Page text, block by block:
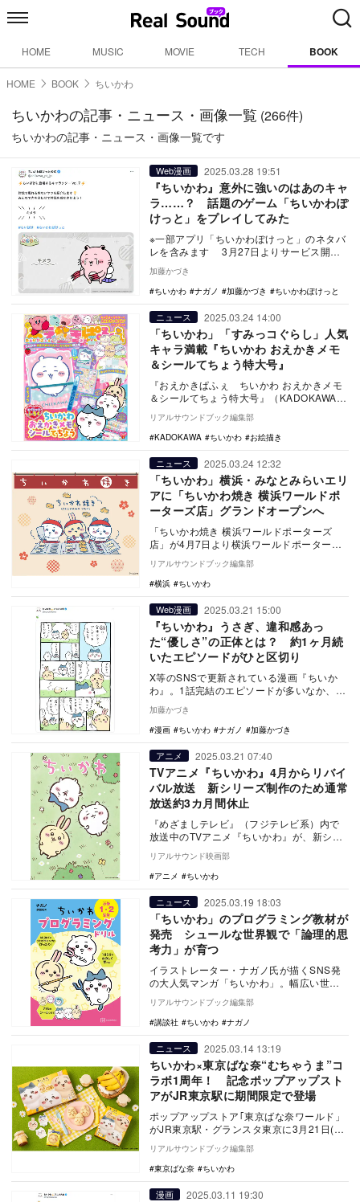
HOME MUSIC MOVIE TECH BOOK
HOME BOOK ちいかわ
ちいかわの記事・ニュース・画像一覧 (266件)
ちいかわの記事・ニュース・画像一覧です
Web漫画 2025.03.28 19:51
『ちいかわ』意外に強いのはあのキャ
ラ……？ 話題のゲーム「ちいかわぽ
けっと」をプレイしてみた
※一部アプリ「ちいかわぽけっと」のネタバ
レを含みます 3月27日よりサービス開始
されたアプリ「ちいかわぽけっと（以下、
ちいぽ…
加藤かづき
ちいかわ
ナガノ 加藤かづき ちいかわぽけっと
ニュース 2025.03.24 14:00
「ちいかわ」「すみっコぐらし」人気
キャラ満載『ちいかわ おえかきメモ
＆シールてちょう特大号』
『おえかきぱふぇ ちいかわ おえかきメモ
＆シールてちょう特大号』（KADOKAWA）
が発売された。 スペシャル付録は、『…
リアルサウンドブック編集部
KADOKAWA
ちいかわ お絵描き
ニュース 2025.03.24 12:32
「ちいかわ」横浜・みなとみらいエリ
アに「ちいかわ焼き 横浜ワールドポ
ーターズ店」グランドオープンへ
「ちいかわ焼き 横浜ワールドポーターズ
店」が4月7日より横浜ワールドポーターズ1
階にてグランドオープンする。 ふわふわ
の…
リアルサウンドブック編集部
横浜
ちいかわ
Web漫画 2025.03.21 15:00
『ちいかわ』うさぎ、違和感あっ
た“優しさ”の正体とは？ 約1ヶ月続
いたエピソードがひと区切り
X等のSNSで更新されている漫画『ちいか
わ』。1話完結のエピソードが多いなか、
2025年2月より続いていたお話が3月中旬に
ひとま…
加藤かづき
漫画
ちいかわ ナガノ 加藤かづき
アニメ 2025.03.21 07:40
TVアニメ『ちいかわ』4月からリバイ
バル放送 新シリーズ制作のため通常
放送約3カ月間休止
『めざましテレビ』（フジテレビ系）内で
放送中のTVアニメ『ちいかわ』が、新シリ
ーズ制作のため4月より約3カ月間通常放送
を休止し、…
リアルサウンド映画部
アニメ
ちいかわ
ニュース 2025.03.19 18:03
「ちいかわ」のプログラミング教材が
発売 シュールな世界観で「論理的思
考力」が育つ
イラストレーター・ナガノ氏が描くSNS発
の大人気マンガ「ちいかわ」。幅広い世代
から大人気のキャラクターが、プログラミ
ングドリル『…
リアルサウンドブック編集部
講談社
ちいかわ ナガノ
ニュース 2025.03.14 13:19
ちいかわ×東京ばな奈“むちゃうま”コ
ラボ1周年！ 記念ポップアップスト
アがJR東京駅に期間限定で登場
ポップアップストア｢東京ばな奈ワールド」
がJR東京駅・グランスタ東京に3月21日(金)
～3月25日(火)の期間限定でオープンする…
リアルサウンドブック編集部
東京ばな奈
ちいかわ
漫画 2025.03.11 19:30